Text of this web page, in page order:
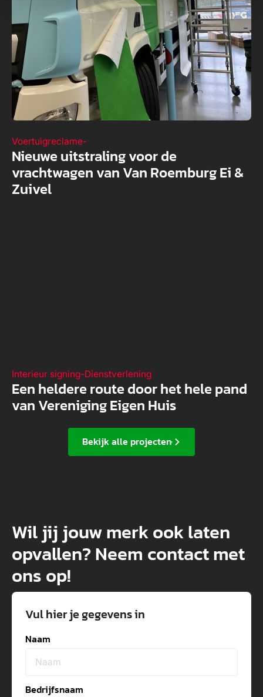
Voertuigreclame-
Nieuwe uitstraling voor de
vrachtwagen van Van Roemburg Ei &
Zuivel
Interieur signing-Dienstverlening
Een heldere route door het hele pand
van Vereniging Eigen Huis
Bekijk alle projecten
Wil jij jouw merk ook laten
opvallen? Neem contact met
ons op!
Vul hier je gegevens in
Naam
Bedrijfsnaam